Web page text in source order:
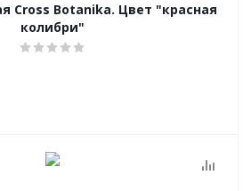
Cross Botanika. Цвет "красная
колибри"